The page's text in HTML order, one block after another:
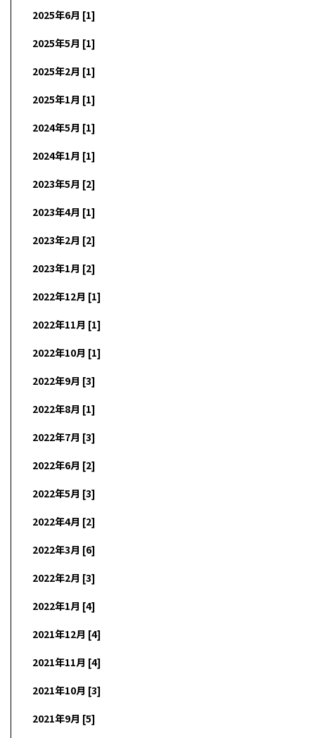
2025年6月 [1]
2025年5月 [1]
2025年2月 [1]
2025年1月 [1]
2024年5月 [1]
2024年1月 [1]
2023年5月 [2]
2023年4月 [1]
2023年2月 [2]
2023年1月 [2]
2022年12月 [1]
2022年11月 [1]
2022年10月 [1]
2022年9月 [3]
2022年8月 [1]
2022年7月 [3]
2022年6月 [2]
2022年5月 [3]
2022年4月 [2]
2022年3月 [6]
2022年2月 [3]
2022年1月 [4]
2021年12月 [4]
2021年11月 [4]
2021年10月 [3]
2021年9月 [5]